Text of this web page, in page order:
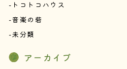
トコトコハウス
音楽の砦
未分類
アーカイブ